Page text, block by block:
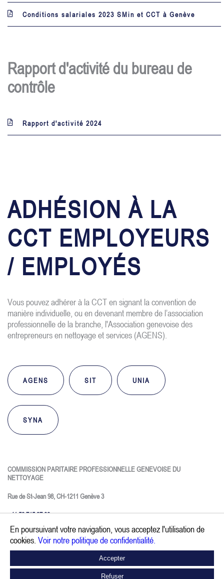
Conditions salariales 2023 SMin et CCT à Genève
Rapport d'activité du bureau de
contrôle
Rapport d'activité 2024
ADHÉSION À LA
CCT EMPLOYEURS
/ EMPLOYÉS
Vous pouvez adhérer à la CCT en signant la convention de
manière individuelle, ou en devenant membre de l’association
professionnelle de la branche, l'Association genevoise des
entrepreneurs en nettoyage et services (AGENS).
AGENS SIT UNIA
SYNA
COMMISSION PARITAIRE PROFESSIONNELLE GENEVOISE DU
NETTOYAGE
Rue de St-Jean 98, CH-1211 Genève 3
+41 58 715 37 00
info@nettoya-ge.ch
Politique de confidentialité.
En poursuivant votre navigation, vous acceptez l'utilisation de
cookies. Voir notre politique de confidentialité.
Accepter
Refuser